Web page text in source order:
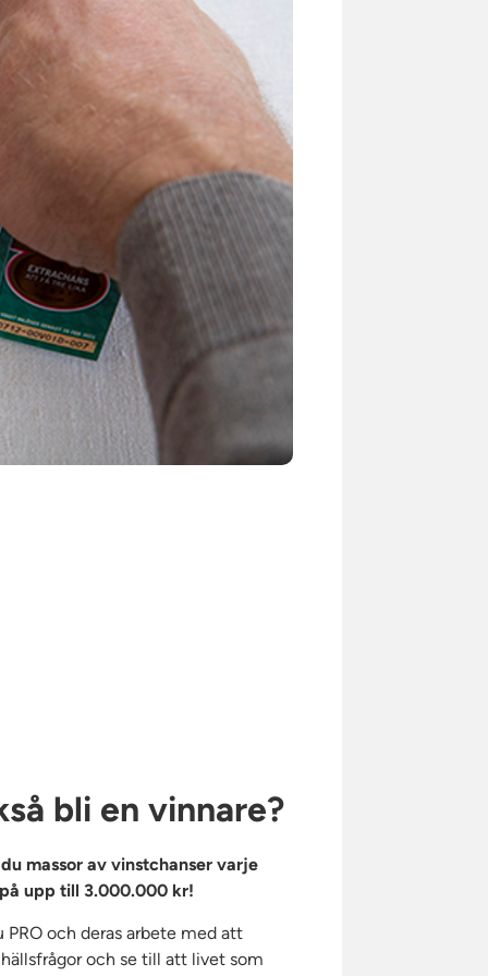
bli en vinnare?
massor av vinstchanser varje
upp till 3.000.000 kr!
och deras arbete med att
och se till att livet som